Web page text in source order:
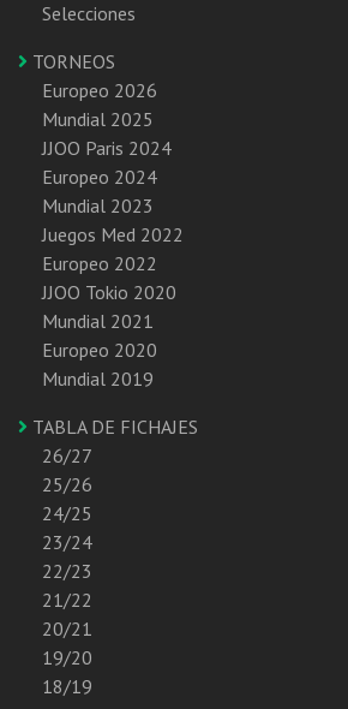
Selecciones
TORNEOS
Europeo 2026
Mundial 2025
JJOO Paris 2024
Europeo 2024
Mundial 2023
Juegos Med 2022
Europeo 2022
JJOO Tokio 2020
Mundial 2021
Europeo 2020
Mundial 2019
TABLA DE FICHAJES
26/27
25/26
24/25
23/24
22/23
21/22
20/21
19/20
18/19